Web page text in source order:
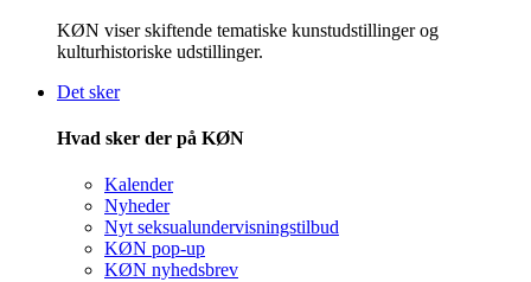
KØN viser skiftende tematiske kunstudstillinger og
kulturhistoriske udstillinger.
Det sker
Hvad sker der på KØN
Kalender
Nyheder
Nyt seksualundervisningstilbud
KØN pop-up
KØN nyhedsbrev